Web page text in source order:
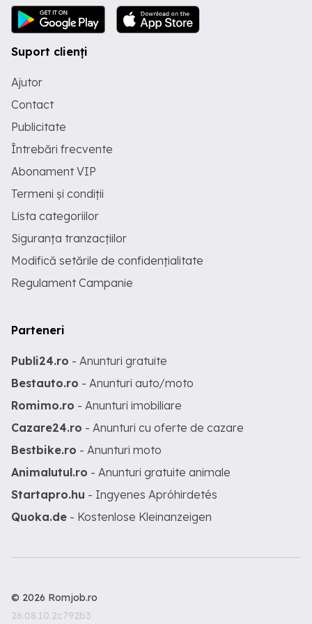
Suport clienți
Ajutor
Contact
Publicitate
Întrebări frecvente
Abonament VIP
Termeni și condiții
Lista categoriilor
Siguranța tranzacțiilor
Modifică setările de confidențialitate
Regulament Campanie
Parteneri
Publi24.ro - Anunturi gratuite
Bestauto.ro - Anunturi auto/moto
Romimo.ro - Anunturi imobiliare
Cazare24.ro - Anunturi cu oferte de cazare
Bestbike.ro - Anunturi moto
Animalutul.ro - Anunturi gratuite animale
Startapro.hu - Ingyenes Apróhirdetés
Quoka.de - Kostenlose Kleinanzeigen
© 2026 Romjob.ro
26.08.10.2c792b3